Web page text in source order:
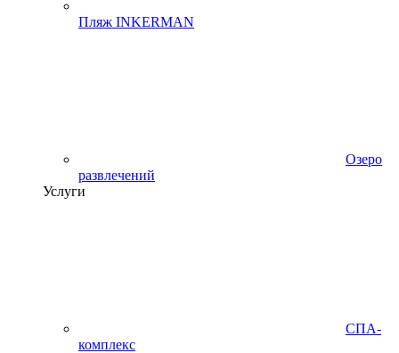
Пляж INKERMAN
Озеро
развлечений
Услуги
СПА-
комплекс